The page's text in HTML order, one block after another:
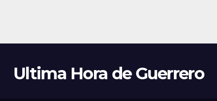
Ultima Hora de Guerrero